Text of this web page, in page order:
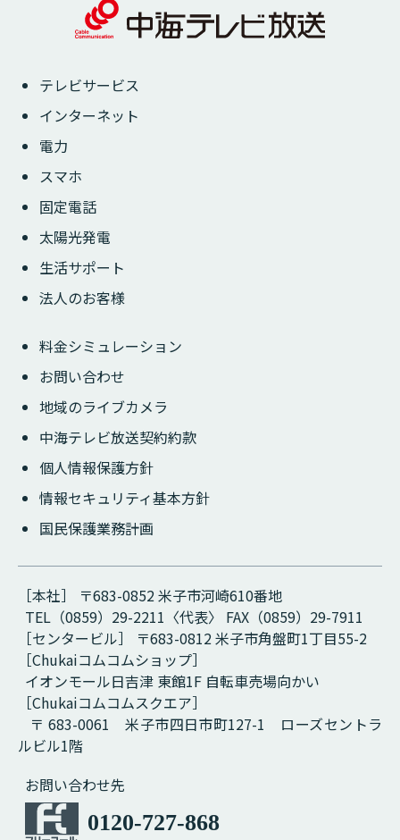
テレビサービス
インターネット
電力
スマホ
固定電話
太陽光発電
生活サポート
法人のお客様
料金シミュレーション
お問い合わせ
地域のライブカメラ
中海テレビ放送契約約款
個人情報保護方針
情報セキュリティ基本方針
国民保護業務計画
［本社］ 〒683-0852 米子市河崎610番地
TEL（0859）29-2211〈代表〉 FAX（0859）29-7911
［センタービル］ 〒683-0812 米子市角盤町1丁目55-2
［Chukaiコムコムショップ］
イオンモール日吉津 東館1F 自転車売場向かい
［Chukaiコムコムスクエア］
〒 683-0061 米子市四日市町127-1 ローズセントラ
ルビル1階
お問い合わせ先
0120-727-868